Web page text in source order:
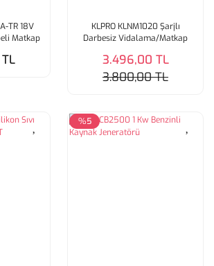
TR 18V
Matkap
KLPRO KLNM1020 Şarjlı
Darbesiz Vidalama/Matkap
3.496,00 TL
3.800,00 TL
%5